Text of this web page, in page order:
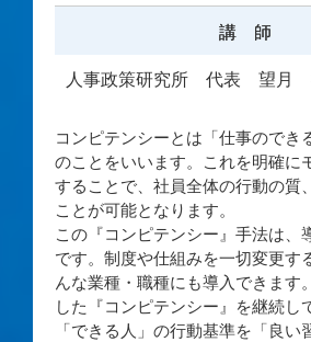
講 師
人事政策研究所 代表 望月
コンピテンシーとは「仕事のでき
のことをいいます。これを明確に
することで、社員全体の行動の質
ことが可能となります。
この『コンピテンシー』手法は、
です。制度や仕組みを一切変更す
んな業種・職種にも導入できます
した『コンピテンシー』を継続し
「できる人」の行動基準を「良い